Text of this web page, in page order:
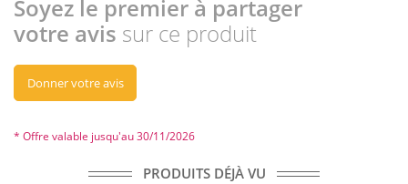
Soyez le premier à partager
votre avis sur ce produit
Donner votre avis
* Offre valable jusqu'au 30/11/2026
PRODUITS DÉJÀ VU